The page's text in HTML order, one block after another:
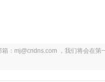
：mj@cndns.com ，我们将会在第